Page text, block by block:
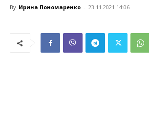
By Ирина Пономаренко - 23.11.2021 14:06